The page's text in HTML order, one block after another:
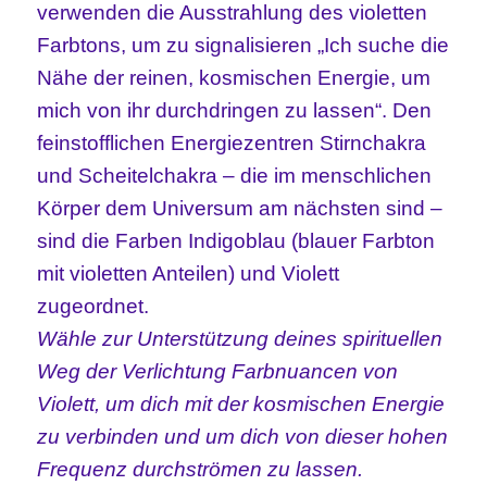
verwenden die Ausstrahlung des violetten
Farbtons, um zu signalisieren „Ich suche die
Nähe der reinen, kosmischen Energie, um
mich von ihr durchdringen zu lassen“. Den
feinstofflichen Energiezentren Stirnchakra
und Scheitelchakra – die im menschlichen
Körper dem Universum am nächsten sind –
sind die Farben Indigoblau (blauer Farbton
mit violetten Anteilen) und Violett
zugeordnet.
Wähle zur Unterstützung deines spirituellen
Weg der Verlichtung Farbnuancen von
Violett, um dich mit der kosmischen Energie
zu verbinden und um dich von dieser hohen
Frequenz durchströmen zu lassen.